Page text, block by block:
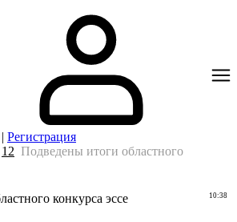
| Регистрация
12 Подведены итоги областного
10:38
конкурса эссе